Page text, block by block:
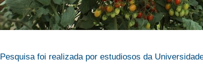
Pesquisa foi realizada por estudiosos da